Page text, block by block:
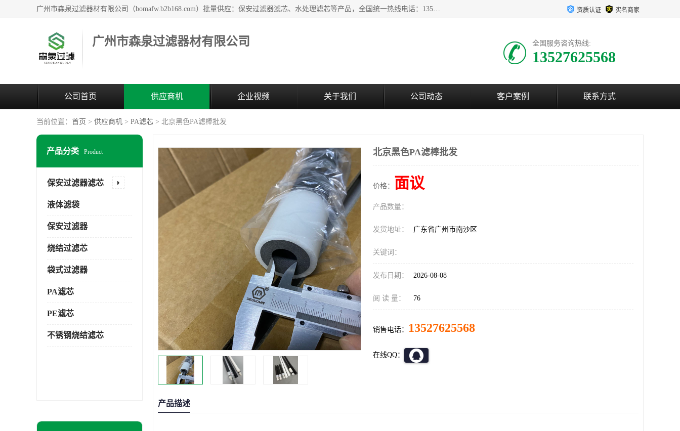
广州市森泉过滤器材有限公司（bomafw.b2b168.com）批量供应：保安过滤器滤芯、水处理滤芯等产品，全国统一热线电话：13527625568。广州市森泉过滤器材有限公司数十年专注于水处理过滤设备的工作，积累了丰富的经验，取得了行业的业绩和成果。 资质认证 实名商家
广州市森泉过滤器材有限公司 全国服务咨询热线:
13527625568
公司首页 供应商机 企业视频 关于我们 公司动态 客户案例 联系方式
当前位置： 首页 > 供应商机 > PA滤芯 > 北京黑色PA滤棒批发
产品分类 Product
保安过滤器滤芯
液体滤袋
保安过滤器
烧结过滤芯
袋式过滤器
PA滤芯
PE滤芯
不锈钢烧结滤芯
北京黑色PA滤棒批发
价格： 面议
产品数量：
发货地址： 广东省广州市南沙区
关键词：
发布日期： 2026-08-08
阅 读 量： 76
销售电话： 13527625568
在线QQ：
产品描述